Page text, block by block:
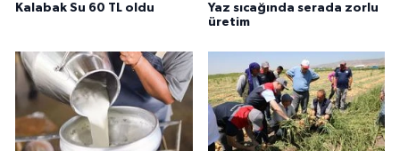
Kalabak Su 60 TL oldu
Yaz sıcağında serada zorlu
üretim